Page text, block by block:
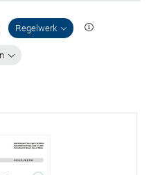
Regelwerk